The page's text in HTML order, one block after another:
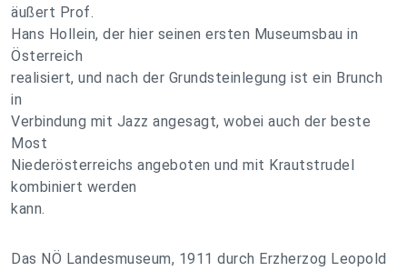
äußert Prof.
Hans Hollein, der hier seinen ersten Museumsbau in
Österreich
realisiert, und nach der Grundsteinlegung ist ein Brunch
in
Verbindung mit Jazz angesagt, wobei auch der beste
Most
Niederösterreichs angeboten und mit Krautstrudel
kombiniert werden
kann.
Das NÖ Landesmuseum, 1911 durch Erzherzog Leopold